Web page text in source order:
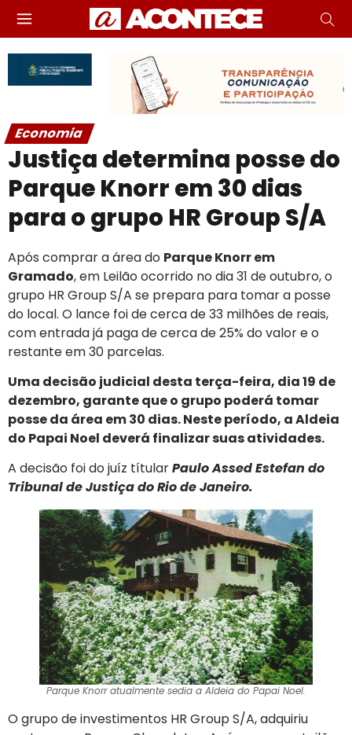
Economia
Justiça determina posse do
Parque Knorr em 30 dias
para o grupo HR Group S/A
Após comprar a área do Parque Knorr em
Gramado, em Leilão ocorrido no dia 31 de outubro, o
grupo HR Group S/A se prepara para tomar a posse
do local. O lance foi de cerca de 33 milhões de reais,
com entrada já paga de cerca de 25% do valor e o
restante em 30 parcelas.
Uma decisão judicial desta terça-feira, dia 19 de
dezembro, garante que o grupo poderá tomar
posse da área em 30 dias. Neste período, a Aldeia
do Papai Noel deverá finalizar suas atividades.
A decisão foi do juíz títularPaulo Assed Estefan do
Tribunal de Justiça do Rio de Janeiro.
Parque Knorr atualmente sedia a Aldeia do Papai Noel.
O grupo de investimentos HR Group S/A, adquiriu